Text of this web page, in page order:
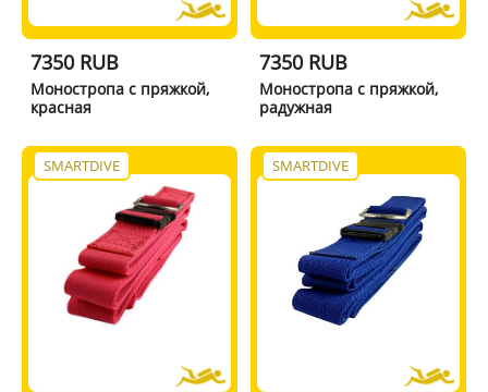
7350 RUB
Моностропа с пряжкой,
красная
7350 RUB
Моностропа с пряжкой,
радужная
SMARTDIVE SMARTDIVE